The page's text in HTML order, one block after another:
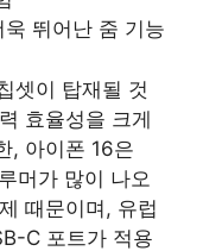
욱 뛰어난 줌 기능
셋이 탑재될 것
효율성을 크게
, 아이폰 16은
머가 많이 나오
때문이며, 유럽
C 포트가 적용